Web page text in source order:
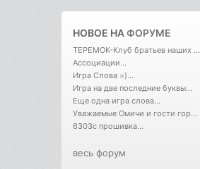
НОВОЕ НАФОРУМЕ
ТЕРЕМОК-Клуб братьев наших ...
Ассоциации...
Игра Слова =)...
Игра на две последние буквы...
Еще одна игра слова...
Уважаемые Омичи и гости гор...
6303с прошивка...
весь форум